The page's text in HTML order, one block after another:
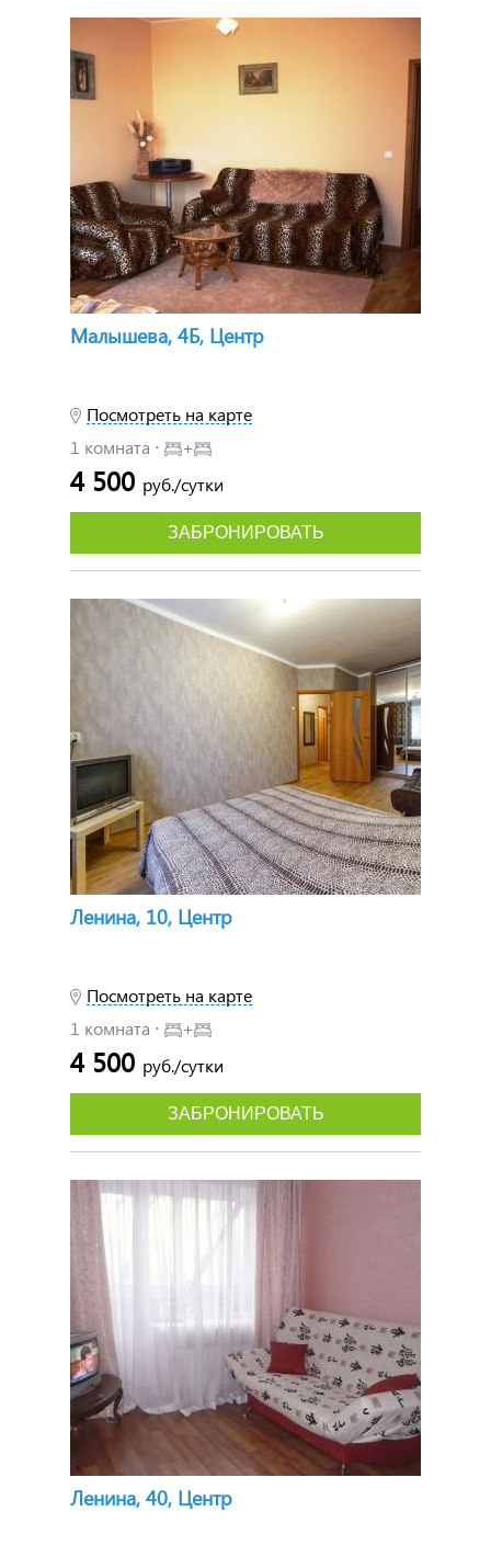
Малышева, 4Б, Центр
Посмотреть на карте
1 комната ⋅
+
4 500 руб./сутки
ЗАБРОНИРОВАТЬ
Ленина, 10, Центр
Посмотреть на карте
1 комната ⋅
+
4 500 руб./сутки
ЗАБРОНИРОВАТЬ
Ленина, 40, Центр